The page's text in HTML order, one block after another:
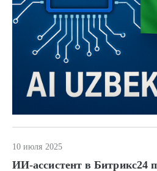
10 июля 2025
ИИ-ассистент в Битрикс24